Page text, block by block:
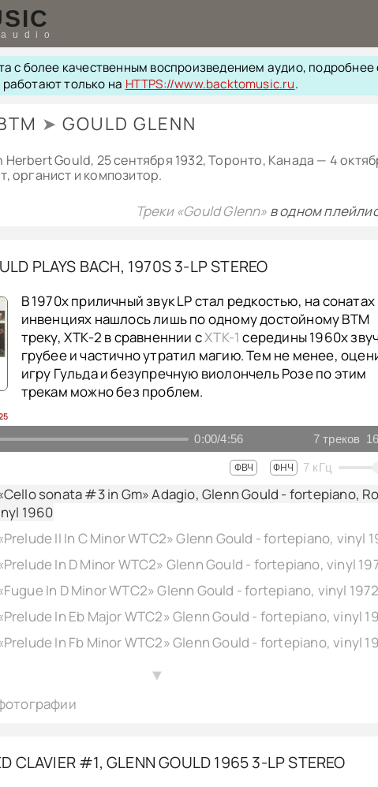
с более качественным воспроизведением аудио,
только на HTTPS://www.backtomusic.ru.
➤ GOULD GLENN
Gould, 25 сентября 1932, Торонто, Канада — 4
органист и композитор.
Треки «Gould Glenn» в одном
PLAYS BACH, 1970S 3-LP STEREO
В 1970х приличный звук LP стал редкостью, на сонатах
инвенциях нашлось лишь по одному достойному BTM
треку, ХТК-2 в сравненнии сХТК-1 середины 1960х
грубее и частично утратил магию. Тем не менее,
игру Гульда и безупречную виолончель Розе по этим
трекам можно без проблем.
0:00/4:56 7 треков
ФВЧ ФНЧ 7 кГц
sonata #3 in Gm» Adagio, Glenn Gould - fortepiano,
1960
In D Minor WTС2» Glenn Gould - fortepiano, vinyl
In D Minor WTС2» Glenn Gould - fortepiano, vinyl 1972
In Eb Major WTС2» Glenn Gould - fortepiano, vinyl
In Fb Minor WTС2» Glenn Gould - fortepiano, vinyl
«Invention #14» Glenn Gould - fortepiano, vinyl 1964
▲
CLAVIER #1, GLENN GOULD 1965 3-LP STEREO